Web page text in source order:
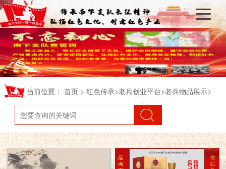
当前位置： 首页> 红色传承>老兵创业平台>老兵物品展示>